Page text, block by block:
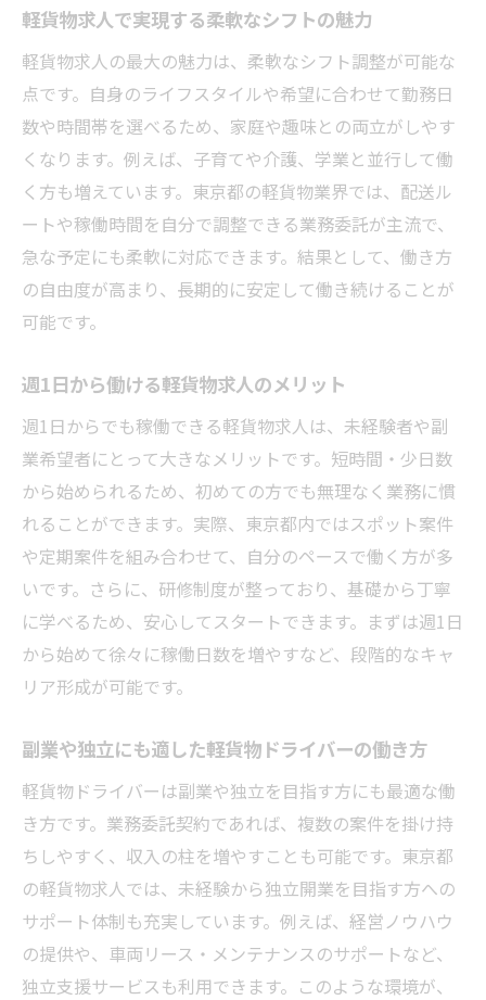
軽貨物求人で実現する柔軟なシフトの魅力
軽貨物求人の最大の魅力は、柔軟なシフト調整が可能な
点です。自身のライフスタイルや希望に合わせて勤務日
数や時間帯を選べるため、家庭や趣味との両立がしやす
くなります。例えば、子育てや介護、学業と並行して働
く方も増えています。東京都の軽貨物業界では、配送ル
ートや稼働時間を自分で調整できる業務委託が主流で、
急な予定にも柔軟に対応できます。結果として、働き方
の自由度が高まり、長期的に安定して働き続けることが
可能です。
週1日から働ける軽貨物求人のメリット
週1日からでも稼働できる軽貨物求人は、未経験者や副
業希望者にとって大きなメリットです。短時間・少日数
から始められるため、初めての方でも無理なく業務に慣
れることができます。実際、東京都内ではスポット案件
や定期案件を組み合わせて、自分のペースで働く方が多
いです。さらに、研修制度が整っており、基礎から丁寧
に学べるため、安心してスタートできます。まずは週1日
から始めて徐々に稼働日数を増やすなど、段階的なキャ
リア形成が可能です。
副業や独立にも適した軽貨物ドライバーの働き方
軽貨物ドライバーは副業や独立を目指す方にも最適な働
き方です。業務委託契約であれば、複数の案件を掛け持
ちしやすく、収入の柱を増やすことも可能です。東京都
の軽貨物求人では、未経験から独立開業を目指す方への
サポート体制も充実しています。例えば、経営ノウハウ
の提供や、車両リース・メンテナンスのサポートなど、
独立支援サービスも利用できます。このような環境が、